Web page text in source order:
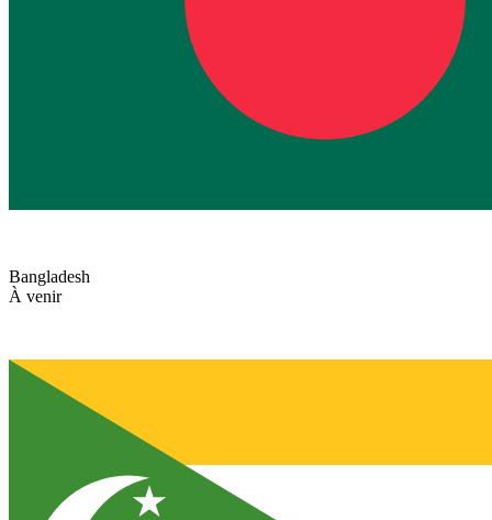
Bangladesh
À venir